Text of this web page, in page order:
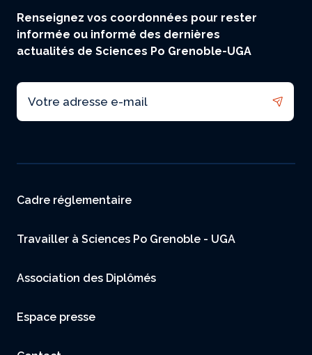
Renseignez vos coordonnées pour rester
informée ou informé des dernières
actualités de Sciences Po Grenoble-UGA
Email
Menu footer
Cadre réglementaire
Travailler à Sciences Po Grenoble - UGA
Association des Diplômés
Espace presse